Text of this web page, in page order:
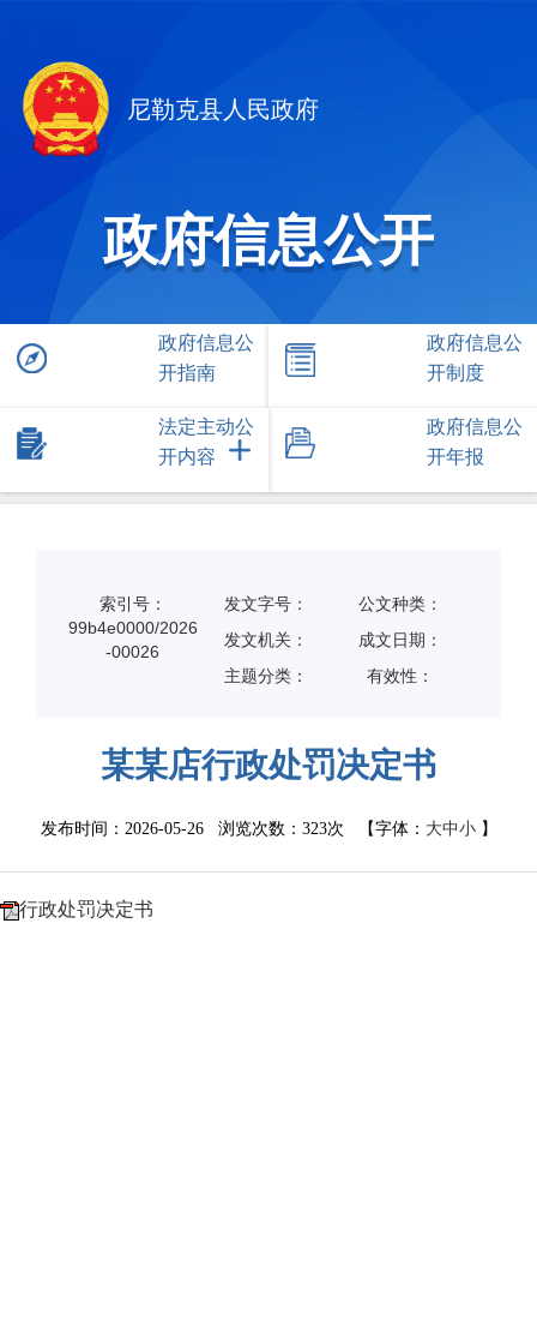
尼勒克县人民政府
政府信息公开
政府信息公
开指南
政府信息公
开制度
法定主动公
开内容
政府信息公
开年报
索引号：
99b4e0000/2026
-00026
发文字号：
公文种类：
发文机关：
成文日期：
主题分类：
有效性：
某某店行政处罚决定书
发布时间：2026-05-26 浏览次数： 323次 【字体： 大中小】
行政处罚决定书